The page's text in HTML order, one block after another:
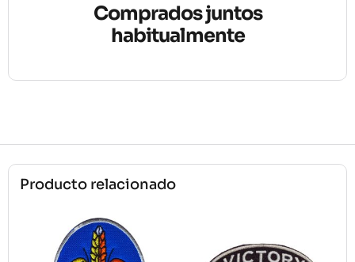
Comprados juntos
habitualmente
Producto relacionado